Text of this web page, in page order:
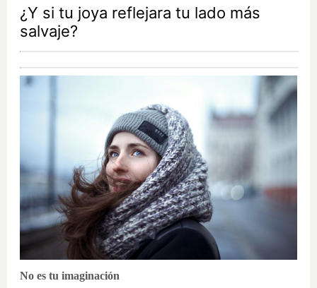
¿Y si tu joya reflejara tu lado más
salvaje?
No es tu imaginación